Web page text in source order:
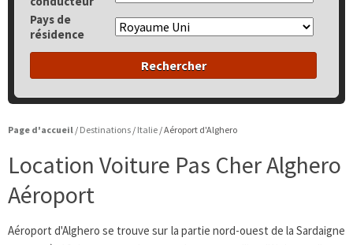
Pays de
résidence
Rechercher
Page d'accueil / Destinations / Italie /Aéroport d'Alghero
Location Voiture Pas Cher Alghero
Aéroport
Aéroport d'Alghero se trouve sur la partie nord-ouest de la Sardaigne